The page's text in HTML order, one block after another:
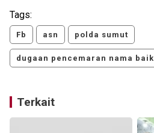
Tags:
Fb asn polda sumut
dugaan pencemaran nama baik
Terkait